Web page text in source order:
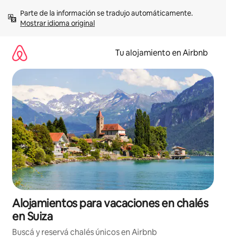
contenidoMostrar idioma original
Tu alojamiento en Airbnb
Alojamientos para vacaciones en chalés
en Suiza
Buscá y reservá chalés únicos en Airbnb